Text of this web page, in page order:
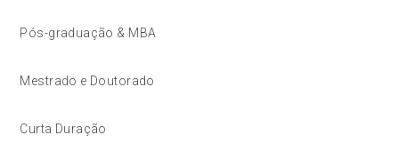
Pós-graduação & MBA
Mestrado e Doutorado
Curta Duração